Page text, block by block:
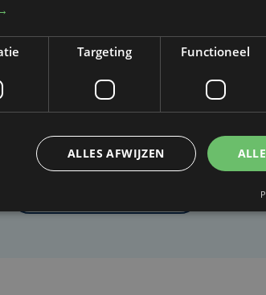
Taalfout opgemerkt?
taal- of schrijffout opgemerkt in dit artikel?
Targeting Functioneel
ALLES AFWIJZEN